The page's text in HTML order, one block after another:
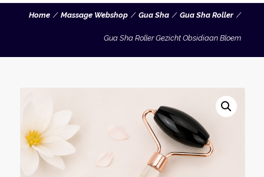
Home Massage Webshop Gua Sha Gua Sha Roller
Gua Sha Roller Gezicht Obsidiaan Bloem